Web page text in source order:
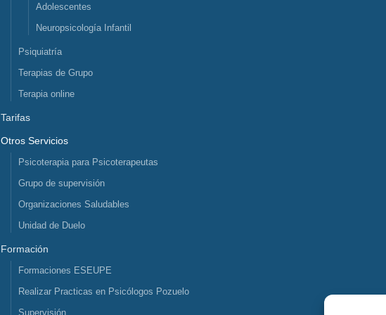
Adolescentes
Neuropsicología Infantil
Psiquiatría
Terapias de Grupo
Terapia online
Tarifas
Otros Servicios
Psicoterapia para Psicoterapeutas
Grupo de supervisión
Organizaciones Saludables
Unidad de Duelo
Formación
Formaciones ESEUPE
Realizar Practicas en Psicólogos Pozuelo
Supervisión